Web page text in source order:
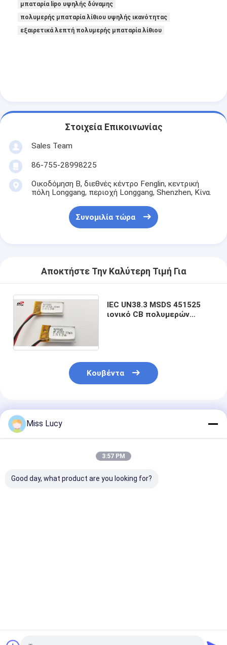
μπαταρία lipo υψηλής δύναμης
πολυμερής μπαταρία λίθιου υψηλής ικανότητας
εξαιρετικά λεπτή πολυμερής μπαταρία λίθιου
Στοιχεία Επικοινωνίας
Sales Team
86-755-28998225
Οικοδόμηση Β, διεθνές κέντρο Fenglin, κεντρική
πόλη Longgang, περιοχή Longgang, Shenzhen, Κίνα.
Συνομιλία τώρα
Αποκτήστε Την Καλύτερη Τιμή Για
IEC UN38.3 MSDS 451525
ιονικό CB πολυμερών
Κουβέντα
Συνιστώμενα Προϊόντα
Miss Lucy
3:57 PM
Good day, what product are you looking for?